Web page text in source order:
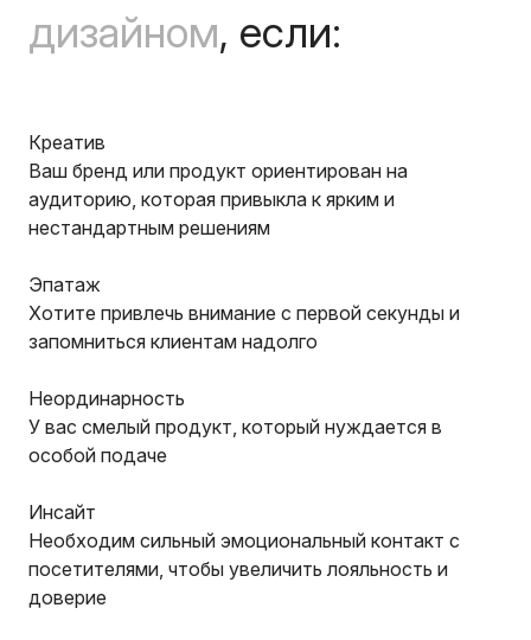
дизайном, если:
Креатив
Ваш бренд или продукт ориентирован на
аудиторию, которая привыкла к ярким и
нестандартным решениям
Эпатаж
Хотите привлечь внимание с первой секунды и
запомниться клиентам надолго
Неординарность
У вас смелый продукт, который нуждается в
особой подаче
Инсайт
Необходим сильный эмоциональный контакт с
посетителями, чтобы увеличить лояльность и
доверие